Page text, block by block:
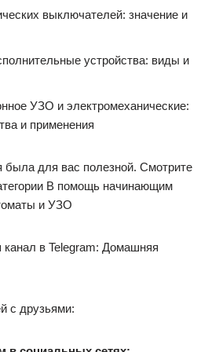
выключателей: значение и
устройства: виды и
УЗО и электромеханические:
и применения
была для вас полезной. Смотрите
В помощь начинающим
и УЗО
в Telegram: Домашняя
с друзьями: